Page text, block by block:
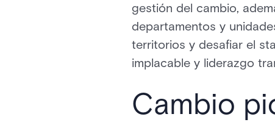
gestión del cambio,
departamentos y
territorios y desafiar el
implacable y liderazgo
Cambio